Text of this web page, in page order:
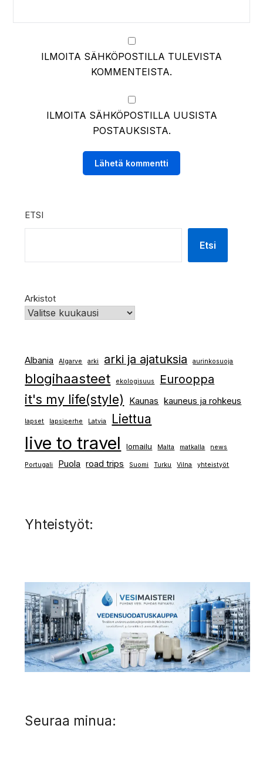
ILMOITA SÄHKÖPOSTILLA TULEVISTA
KOMMENTEISTA.
ILMOITA SÄHKÖPOSTILLA UUSISTA
POSTAUKSISTA.
ETSI
Etsi
Arkistot
Albania Algarve arki arki ja ajatuksia aurinkosuoja
blogihaasteet ekologisuus Eurooppa
it's my life(style) Kaunas kauneus ja rohkeus
lapset lapsiperhe Latvia Liettua
live to travel lomailu Malta matkalla news
Portugali Puola road trips Suomi Turku Vilna yhteistyöt
Yhteistyöt:
Seuraa minua: